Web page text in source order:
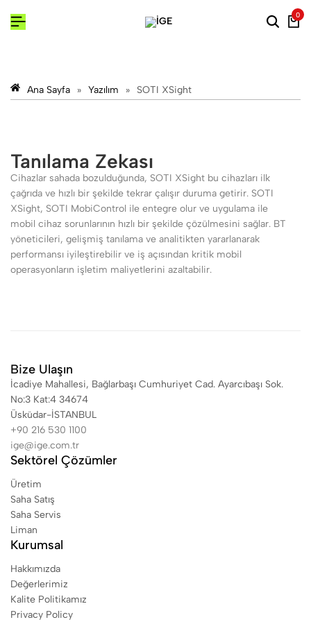
0
Ana Sayfa » Yazılım » SOTI XSight
Tanılama Zekası
Cihazlar sahada bozulduğunda, SOTI XSight bu cihazları ilk
çağrıda ve hızlı bir şekilde tekrar çalışır duruma getirir. SOTI
XSight, SOTI MobiControl ile entegre olur ve uygulama ile
mobil cihaz sorunlarının hızlı bir şekilde çözülmesini sağlar. BT
yöneticileri, gelişmiş tanılama ve analitikten yararlanarak
performansı iyileştirebilir ve iş açısından kritik mobil
operasyonların işletim maliyetlerini azaltabilir.
Bize Ulaşın
İcadiye Mahallesi, Bağlarbaşı Cumhuriyet Cad. Ayarcıbaşı Sok.
No:3 Kat:4 34674
Üsküdar-İSTANBUL
+90 216 530 1100
ige@ige.com.tr
Sektörel Çözümler
Üretim
Saha Satış
Saha Servis
Liman
Kurumsal
Hakkımızda
Değerlerimiz
Kalite Politikamız
Privacy Policy